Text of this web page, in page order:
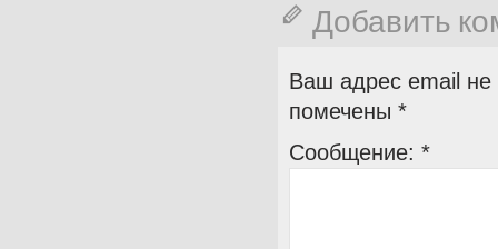
Добавить
Ваш адрес email не
помечены *
Сообщение: *